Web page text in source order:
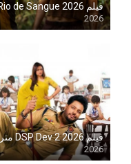
فيلم Rio de Sangue 2026 مترجم
2026
Blu-ray
فيلم DSP Dev 2 2026 مترجم
2026
Blu-ray